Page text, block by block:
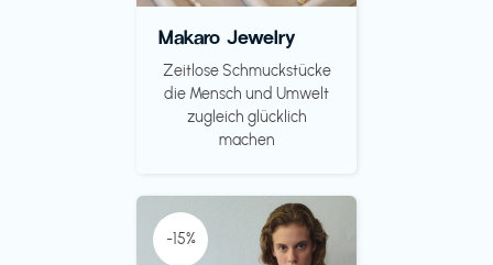
Makaro Jewelry
Zeitlose Schmuckstücke
die Mensch und Umwelt
zugleich glücklich
machen
-15%